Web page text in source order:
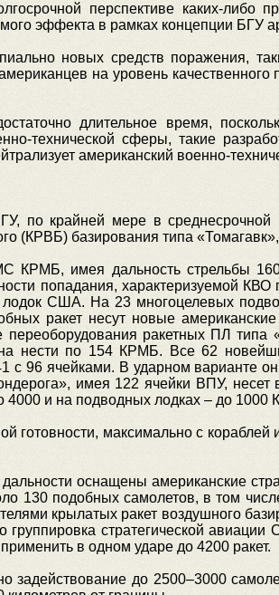
перспективе каких-либо
эффекта в рамках концепции БГУ
новых средств поражения,
на уровень
длительное время,
технической сферы, такие
американский военно-
по крайней мере в среднесрочной
(КРВБ) базирования типа
КРМБ, имея дальность стрельбы
попадания, характеризуемой
США. На 23 многоцелевых
ракет несут новые
ракетных ПЛ типа
нести по 154 КРМБ. Все 62
с 96 ячейками. В ударном варианте
имея 122 ячейки ВПУ,
и на подводных лодках – до 1000
готовности, максимально с
оснащены американские
130 подобных самолетов, в том
крылатых ракет воздушного
группировка стратегической
в одном ударе до 4200 ракет.
задействование до 2500–3000